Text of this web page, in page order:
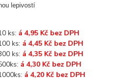
lepivostí
ks: á 4,95 Kč bez DPH
ks: á 4,45 Kč bez DPH
ks: á 4,35 Kč bez DPH
á 4,30 Kč bez DPH
á 4,20 Kč bez DPH